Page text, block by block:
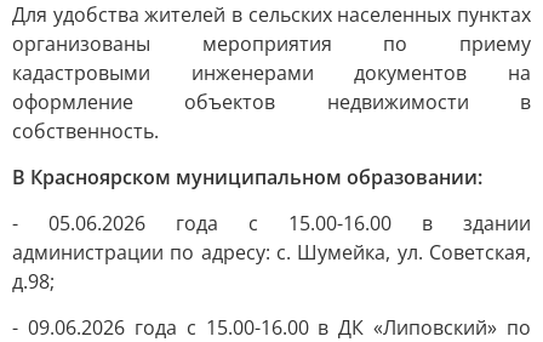
Для удобства жителей в сельских населенных пунктах
организованы мероприятия по приему
кадастровыми инженерами документов на
оформление объектов недвижимости в
собственность.
В Красноярском муниципальном образовании:
- 05.06.2026 года с 15.00-16.00 в здании
администрации по адресу: с. Шумейка, ул. Советская,
д.98;
- 09.06.2026 года с 15.00-16.00 в ДК «Липовский» по